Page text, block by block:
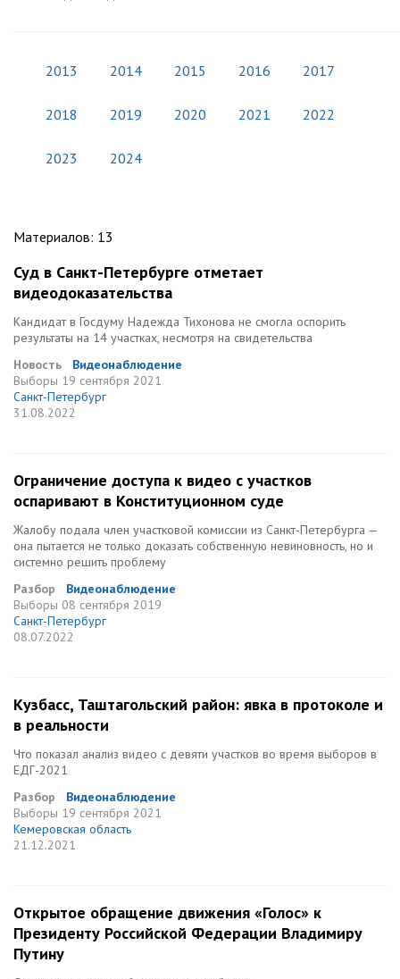
2013 2014 2015 2016 2017
2018 2019 2020 2021 2022
2023 2024
Материалов: 13
Суд в Санкт-Петербурге отметает
видеодоказательства
Кандидат в Госдуму Надежда Тихонова не смогла оспорить
результаты на 14 участках, несмотря на свидетельства
Новость
Видеонаблюдение
Выборы 19 сентября 2021
Санкт-Петербург
31.08.2022
Ограничение доступа к видео с участков
оспаривают в Конституционном суде
Жалобу подала член участковой комиссии из Санкт-Петербурга —
она пытается не только доказать собственную невиновность, но и
системно решить проблему
Разбор
Видеонаблюдение
Выборы 08 сентября 2019
Санкт-Петербург
08.07.2022
Кузбасс, Таштагольский район: явка в протоколе и
в реальности
Что показал анализ видео с девяти участков во время выборов в
ЕДГ-2021
Разбор
Видеонаблюдение
Выборы 19 сентября 2021
Кемеровская область
21.12.2021
Открытое обращение движения «Голос» к
Президенту Российской Федерации Владимиру
Путину